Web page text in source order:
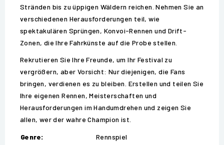
Stränden bis zu üppigen Wäldern reichen. Nehmen Sie an
verschiedenen Herausforderungen teil, wie
spektakulären Sprüngen, Konvoi-Rennen und Drift-
Zonen, die Ihre Fahrkünste auf die Probe stellen.
Rekrutieren Sie Ihre Freunde, um Ihr Festival zu
vergrößern, aber Vorsicht: Nur diejenigen, die Fans
bringen, verdienen es zu bleiben. Erstellen und teilen Sie
Ihre eigenen Rennen, Meisterschaften und
Herausforderungen im Handumdrehen und zeigen Sie
allen, wer der wahre Champion ist.
Genre:
Rennspiel